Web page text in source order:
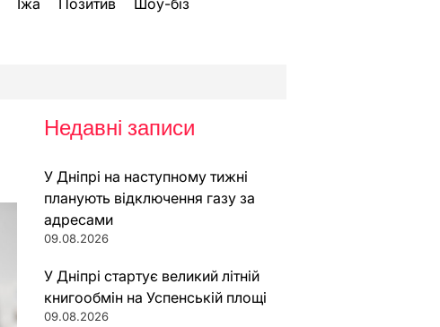
Їжа Позитив Шоу-біз
Недавні записи
У Дніпрі на наступному тижні
планують відключення газу за
адресами
09.08.2026
У Дніпрі стартує великий літній
книгообмін на Успенській площі
09.08.2026